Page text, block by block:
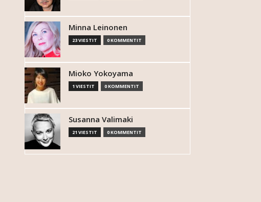
Minna Leinonen
23 VIESTIT 0 KOMMENTIT
Mioko Yokoyama
1 VIESTIT 0 KOMMENTIT
Susanna Valimaki
21 VIESTIT 0 KOMMENTIT